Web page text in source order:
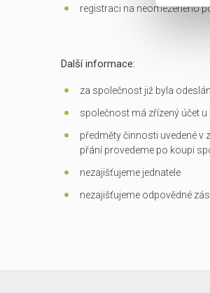
registraci na neomezeného
Další informace:
za společnost již byla
společnost má zřízený účet
předměty činnosti uvedené v
přání provedeme po koupi
nezajišťujeme jednatele
nezajišťujeme odpovědné